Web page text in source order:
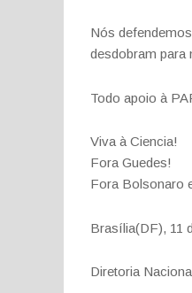
Nós
desdobram para
Todo apoio à
Viva à Ciencia!
Fora Guedes!
Fora Bolsonaro
Brasília(DF), 11
Diretoria